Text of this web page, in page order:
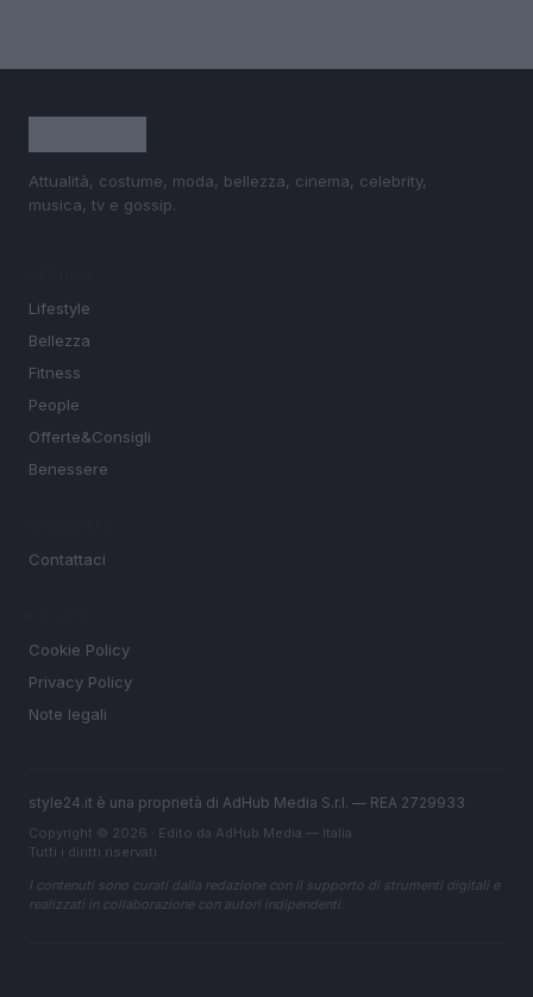
Attualità, costume, moda, bellezza, cinema, celebrity,
musica, tv e gossip.
Lifestyle
Bellezza
Fitness
People
Offerte&Consigli
Benessere
Contattaci
Cookie Policy
Privacy Policy
Note legali
style24.it è una proprietà di AdHub Media S.r.l. — REA 2729933
Copyright © 2026 · Edito da AdHub Media — Italia
Tutti i diritti riservati
I contenuti sono curati dalla redazione con il supporto di strumenti digitali e
realizzati in collaborazione con autori indipendenti.